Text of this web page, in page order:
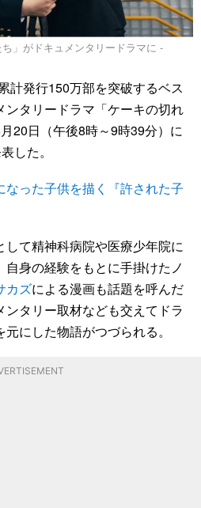
」がドキュメンタリードラマに -
計発行150万部を突破するベス
ンタリードラマ「ケーキの切れ
20日（午後8時～9時39分）に
した。
なった子供を描く『許された子
て精神科病院や医療少年院に
自身の経験をもとに手掛けたノ
カズによる漫画も話題を呼んだ
タリー取材なども交えてドラ
にした物語がつづられる。